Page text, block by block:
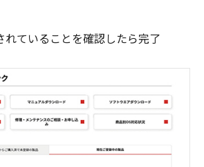
れていることを確認したら完了